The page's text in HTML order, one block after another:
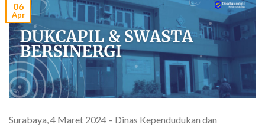
06
Apr
Surabaya, 4 Maret 2024 – Dinas Kependudukan dan